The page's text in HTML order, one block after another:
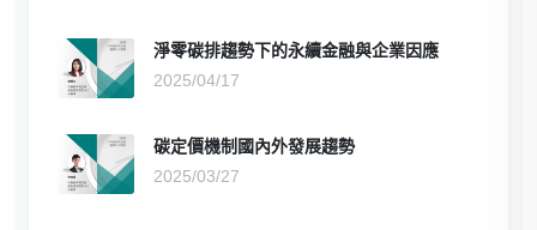
淨零碳排趨勢下的永續金融與企業因應
2025/04/17
碳定價機制國內外發展趨勢
2025/03/27